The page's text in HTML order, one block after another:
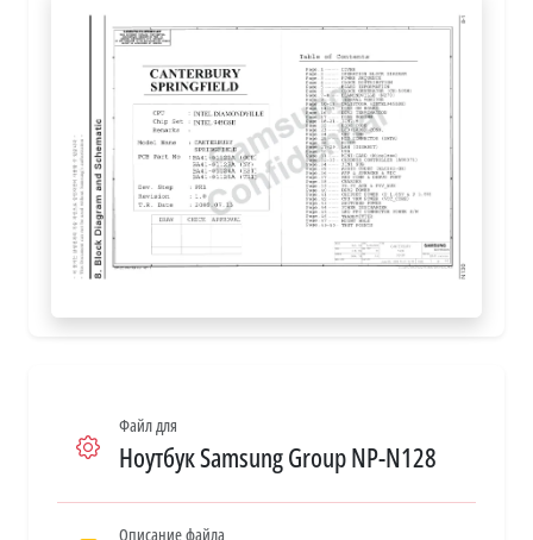
Файл для
Ноутбук Samsung Group NP-N128
Описание файла